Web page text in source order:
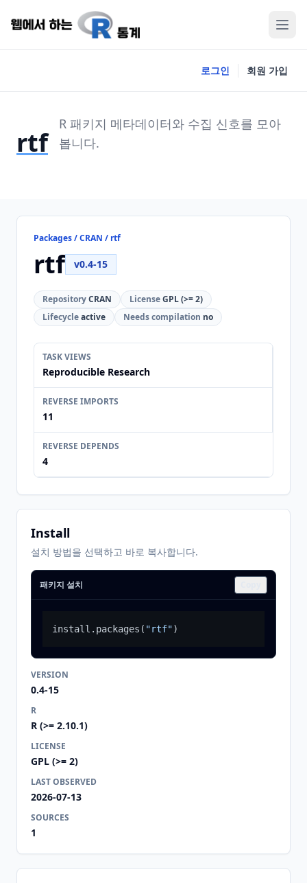
로그인 회원 가입
rtf
R 패키지 메타데이터와 수집 신호를 모아
봅니다.
Packages / CRAN / rtf
rtf v0.4-15
RepositoryCRAN LicenseGPL (>= 2)
Lifecycleactive Needs compilation no
TASK VIEWS
Reproducible Research
REVERSE IMPORTS
11
REVERSE DEPENDS
4
Install
설치 방법을 선택하고 바로 복사합니다.
패키지 설치
install.packages ( "rtf")
VERSION
0.4-15
R
R (>= 2.10.1)
LICENSE
GPL (>= 2)
LAST OBSERVED
2026-07-13
SOURCES
1